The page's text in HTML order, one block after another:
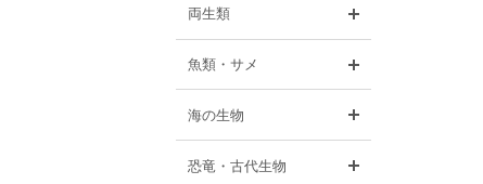
両生類
魚類・サメ
海の生物
恐竜・古代生物